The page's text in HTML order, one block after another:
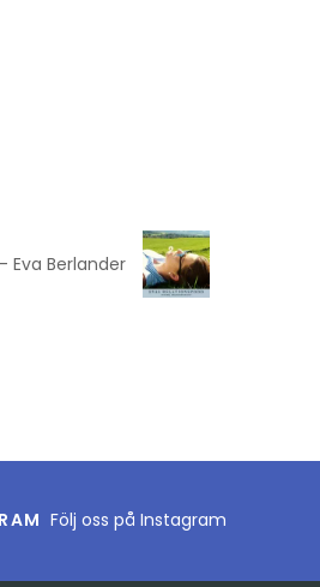
Eva Berlander
Följ oss på Instagram